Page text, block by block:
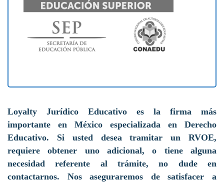
Loyalty Jurídico Educativo es la firma más
importante en México especializada en Derecho
Educativo. Si usted desea tramitar un RVOE,
requiere obtener uno adicional, o tiene alguna
necesidad referente al trámite, no dude en
contactarnos. Nos aseguraremos de satisfacer a